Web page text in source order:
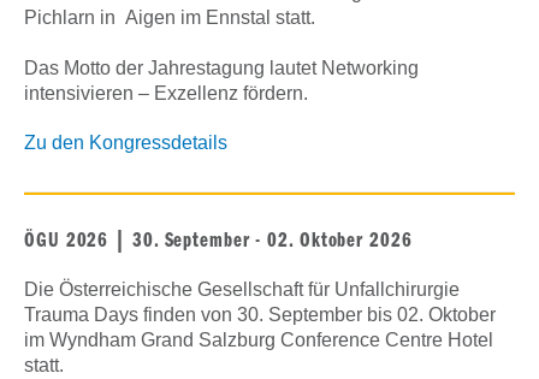
Pichlarn in Aigen im Ennstal statt.
Das Motto der Jahrestagung lautet Networking
intensivieren – Exzellenz fördern.
Zu den Kongressdetails
ÖGU 2026 | 30. September - 02. Oktober 2026
Die Österreichische Gesellschaft für Unfallchirurgie
Trauma Days finden von 30. September bis 02. Oktober
im Wyndham Grand Salzburg Conference Centre Hotel
statt.